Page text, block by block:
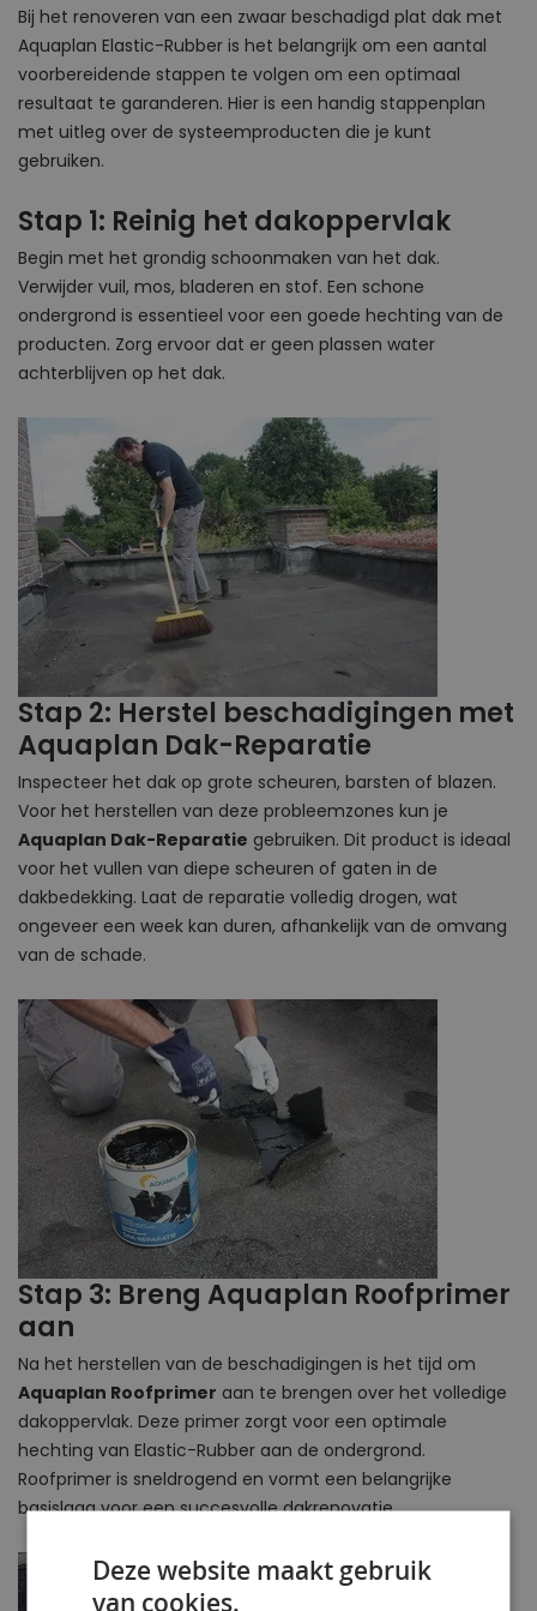
Bij het renoveren van een zwaar beschadigd plat dak met
Aquaplan Elastic-Rubber is het belangrijk om een aantal
voorbereidende stappen te volgen om een optimaal
resultaat te garanderen. Hier is een handig stappenplan
met uitleg over de systeemproducten die je kunt
gebruiken.
Stap 1: Reinig het dakoppervlak
Begin met het grondig schoonmaken van het dak.
Verwijder vuil, mos, bladeren en stof. Een schone
ondergrond is essentieel voor een goede hechting van de
producten. Zorg ervoor dat er geen plassen water
achterblijven op het dak.
Stap 2: Herstel beschadigingen met
Aquaplan Dak-Reparatie
Inspecteer het dak op grote scheuren, barsten of blazen.
Voor het herstellen van deze probleemzones kun je
Aquaplan Dak-Reparatie gebruiken. Dit product is ideaal
voor het vullen van diepe scheuren of gaten in de
dakbedekking. Laat de reparatie volledig drogen, wat
ongeveer een week kan duren, afhankelijk van de omvang
van de schade.
Stap 3: Breng Aquaplan Roofprimer
aan
Na het herstellen van de beschadigingen is het tijd om
Aquaplan Roofprimer aan te brengen over het volledige
dakoppervlak. Deze primer zorgt voor een optimale
hechting van Elastic-Rubber aan de ondergrond.
Roofprimer is sneldrogend en vormt een belangrijke
basislaag voor een succesvolle dakrenovatie.
Deze website maakt gebruik
van cookies.